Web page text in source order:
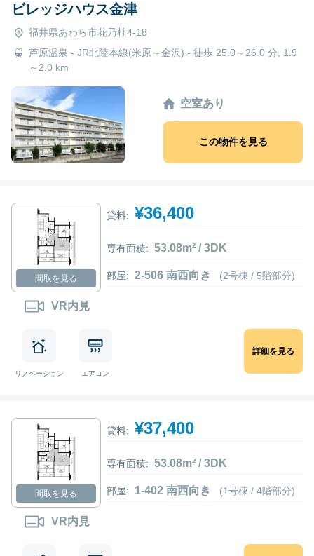
ビレッジハウス金津
福井県あわら市花乃杜4-18
芦原温泉 - JR北陸本線(米原～金沢) - 徒歩 25.0～26.0 分, 1.9
～2.0 km
空室あり
この物件を見る
間取を見る
VR内見
貸料: ¥36,400
専有面積: 53.08m² / 3DK
部屋: 2-506 南西向き (2号棟 / 5階部分)
リノベーション エアコン
詳細を見る
間取を見る
VR内見
貸料: ¥37,400
専有面積: 53.08m² / 3DK
部屋: 1-402 南西向き (1号棟 / 4階部分)